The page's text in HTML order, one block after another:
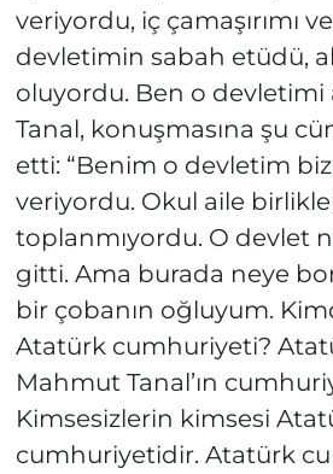
veriyordu, iç çamaşırımı
devletimin sabah etüdü,
oluyordu. Ben o devletimi
Tanal, konuşmasına şu
etti: “Benim o devletim
veriyordu. Okul aile
toplanmıyordu. O devlet
gitti. Ama burada neye
bir çobanın oğluyum.
Atatürk cumhuriyeti?
Mahmut Tanal’ın
Kimsesizlerin kimsesi
cumhuriyetidir. Atatürk